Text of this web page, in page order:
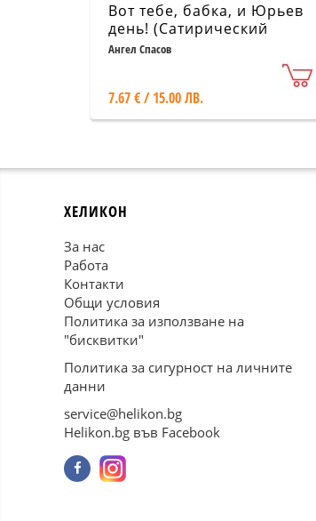
Вот тебе, бабка, и Юрьев
день! (Сатирический
роман)
Ангел Спасов
7.67 € / 15.00 ЛВ.
ХЕЛИКОН
За нас
Работа
Контакти
Общи условия
Политика за използване на
"бисквитки"
Политика за сигурност на личните
данни
service@helikon.bg
Helikon.bg във Facebook